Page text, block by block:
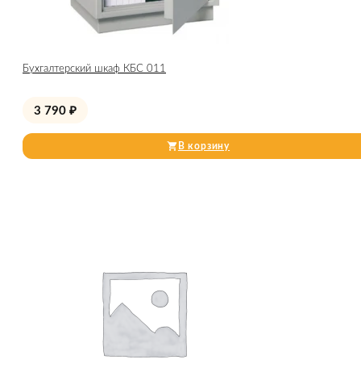
Бухгалтерский шкаф КБС 011
3 790 ₽
В корзину